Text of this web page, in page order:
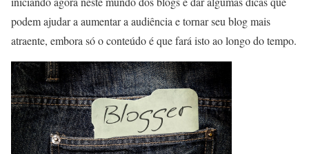
podem ajudar a aumentar a audiência e tornar seu blog mais
atraente, embora só o conteúdo é que fará isto ao longo do tempo.